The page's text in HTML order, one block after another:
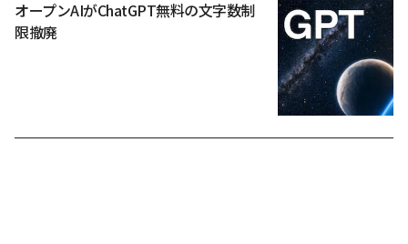
オープンAIがChatGPT無料の文字数制
限撤廃